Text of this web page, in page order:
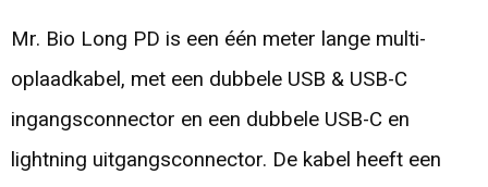
Mr. Bio Long PD is een één meter lange multi-
oplaadkabel, met een dubbele USB & USB-C
ingangsconnector en een dubbele USB-C en
lightning uitgangsconnector. De kabel heeft een